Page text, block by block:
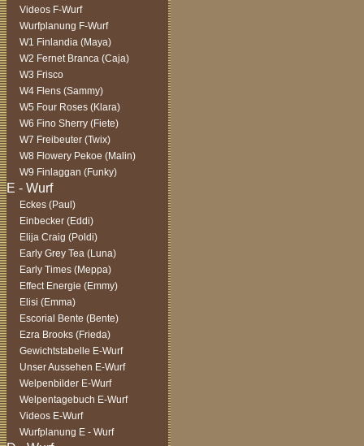
Videos F-Wurf
Wurfplanung F-Wurf
W1 Finlandia (Maya)
W2 Fernet Branca (Caja)
W3 Frisco
W4 Flens (Sammy)
W5 Four Roses (Klara)
W6 Fino Sherry (Fiete)
W7 Freibeuter (Twix)
W8 Flowery Pekoe (Malin)
W9 Finlaggan (Funky)
Eckes (Paul)
Einbecker (Eddi)
Elija Craig (Poldi)
Early Grey Tea (Luna)
Early Times (Meppa)
Effect Energie (Emmy)
Elisi (Emma)
Escorial Bente (Bente)
Ezra Brooks (Frieda)
Gewichtstabelle E-Wurf
Unser Aussehen E-Wurf
Welpenbilder E-Wurf
Welpentagebuch E-Wurf
Videos E-Wurf
Wurfplanung E - Wurf